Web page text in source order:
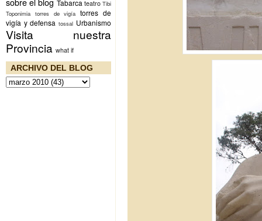
Tabarca teatro Tibi
Toponimia torres de vigía torres de
vigía y defensa tossal Urbanismo
Visita nuestra
Provincia what if
ARCHIVO DEL BLOG